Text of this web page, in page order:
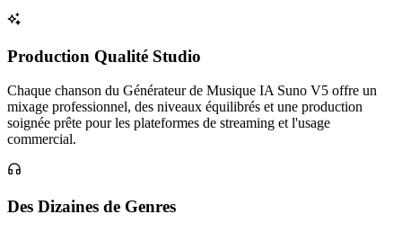
Production Qualité Studio
Chaque chanson du Générateur de Musique IA Suno V5 offre un
mixage professionnel, des niveaux équilibrés et une production
soignée prête pour les plateformes de streaming et l'usage
commercial.
Des Dizaines de Genres